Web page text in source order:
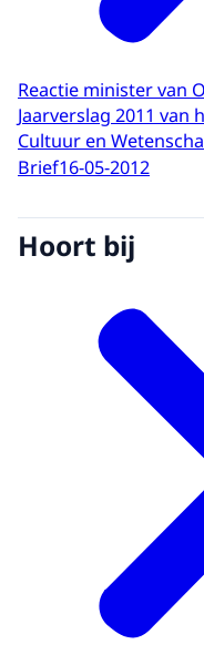
Reactie minister van
Jaarverslag 2011
Cultuur en
Brief16-05-2012
Hoort bij